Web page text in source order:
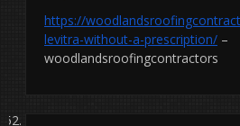
https://
levitra-without-a-prescription/ –
woodlandsroofingcontractors